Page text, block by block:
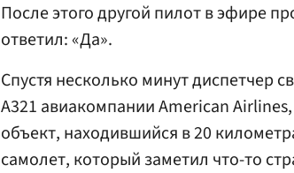
После этого другой пилот в эфире
ответил: «Да».
Спустя несколько минут диспетчер
A321 авиакомпании American
объект, находившийся в 20
самолет, который заметил что-то